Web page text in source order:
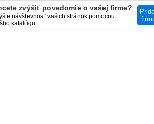
zvýšiť povedomie o vašej firme?
návštevnosť vašich stránok pomocou
katalógu.